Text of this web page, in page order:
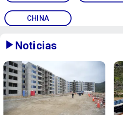
CHINA
Noticias